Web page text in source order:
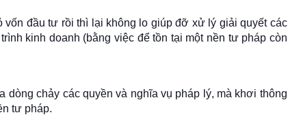
vốn đầu tư rồi thì lại không lo giúp đỡ xử lý giải quyết các
kinh doanh (bằng việc để tồn tại một nền tư pháp còn
dòng chảy các quyền và nghĩa vụ pháp lý, mà khơi thông
tư pháp.